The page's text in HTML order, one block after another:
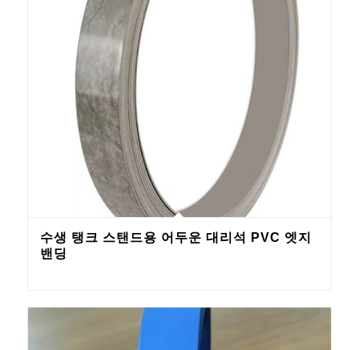
수생 탱크 스탠드용 어두운 대리석 PVC 엣지
밴딩